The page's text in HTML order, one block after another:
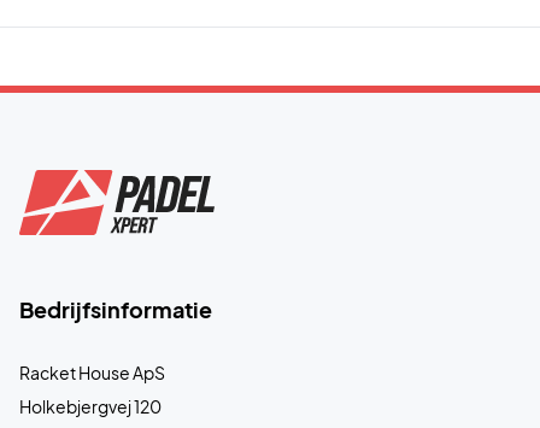
Bedrijfsinformatie
Racket House ApS
Holkebjergvej 120